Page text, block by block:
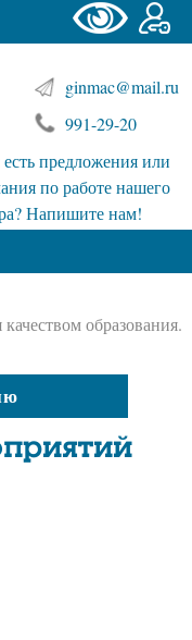
ginmac@mail.ru
991-29-20
предложения или
по работе нашего
Напишите нам!